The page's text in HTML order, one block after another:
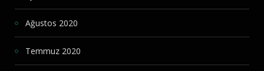
Ağustos 2020
Temmuz 2020